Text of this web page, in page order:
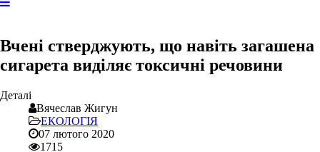
Вчені стверджують, що навіть загашена
сигарета виділяє токсичні речовини
Деталі
Вячеслав Жигун
ЕКОЛОГІЯ
07 лютого 2020
1715